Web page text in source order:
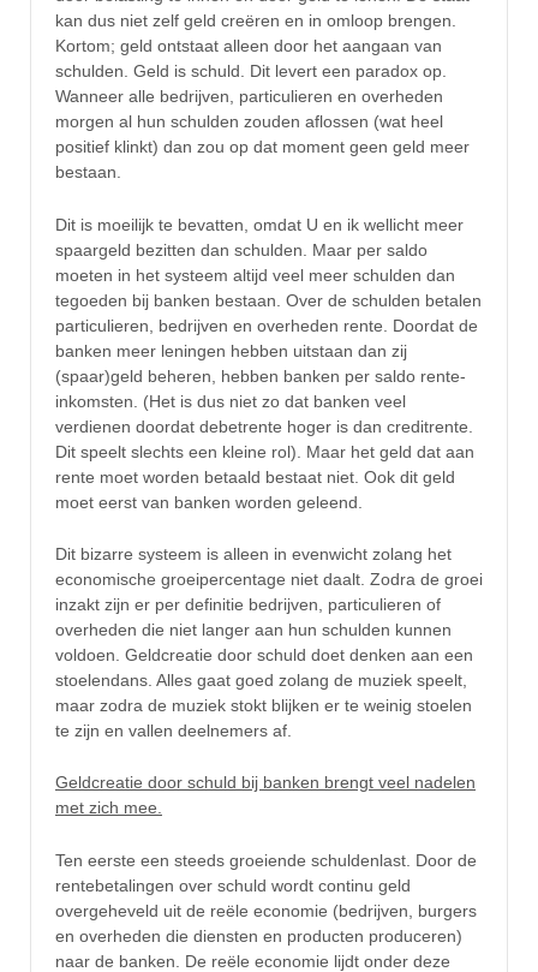
kan dus niet zelf geld creëren en in omloop brengen.
Kortom; geld ontstaat alleen door het aangaan van
schulden. Geld is schuld. Dit levert een paradox op.
Wanneer alle bedrijven, particulieren en overheden
morgen al hun schulden zouden aflossen (wat heel
positief klinkt) dan zou op dat moment geen geld meer
bestaan.
Dit is moeilijk te bevatten, omdat U en ik wellicht meer
spaargeld bezitten dan schulden. Maar per saldo
moeten in het systeem altijd veel meer schulden dan
tegoeden bij banken bestaan. Over de schulden betalen
particulieren, bedrijven en overheden rente. Doordat de
banken meer leningen hebben uitstaan dan zij
(spaar)geld beheren, hebben banken per saldo rente-
inkomsten. (Het is dus niet zo dat banken veel
verdienen doordat debetrente hoger is dan creditrente.
Dit speelt slechts een kleine rol). Maar het geld dat aan
rente moet worden betaald bestaat niet. Ook dit geld
moet eerst van banken worden geleend.
Dit bizarre systeem is alleen in evenwicht zolang het
economische groeipercentage niet daalt. Zodra de groei
inzakt zijn er per definitie bedrijven, particulieren of
overheden die niet langer aan hun schulden kunnen
voldoen. Geldcreatie door schuld doet denken aan een
stoelendans. Alles gaat goed zolang de muziek speelt,
maar zodra de muziek stokt blijken er te weinig stoelen
te zijn en vallen deelnemers af.
Geldcreatie door schuld bij banken brengt veel nadelen
met zich mee.
Ten eerste een steeds groeiende schuldenlast. Door de
rentebetalingen over schuld wordt continu geld
overgeheveld uit de reële economie (bedrijven, burgers
en overheden die diensten en producten produceren)
naar de banken. De reële economie lijdt onder deze